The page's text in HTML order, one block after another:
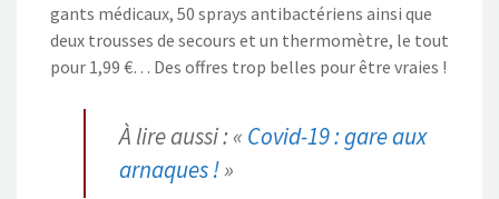
gants médicaux, 50 sprays antibactériens ainsi que
deux trousses de secours et un thermomètre, le tout
pour 1,99 €… Des offres trop belles pour être vraies !
À lire aussi : « Covid-19 : gare aux
arnaques !»